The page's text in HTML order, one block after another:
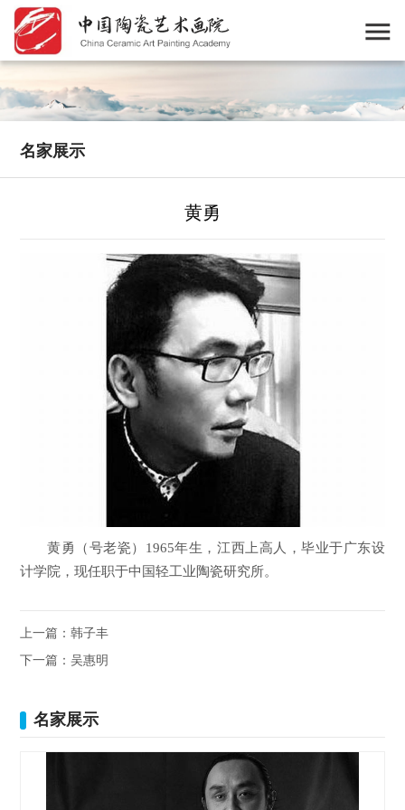
名家展示
黄勇
黄勇（号老瓷）1965年生，江西上高人，毕业于广东设
计学院，现任职于中国轻工业陶瓷研究所。
上一篇：韩子丰
下一篇：吴惠明
名家展示